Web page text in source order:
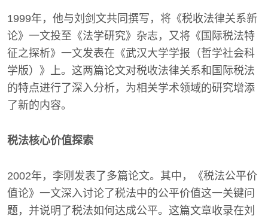
1999年，他与刘剑文共同撰写，将《税收法律关系新
论》一文投至《法学研究》杂志，又将《国际税法特
征之探析》一文发表在《武汉大学学报（哲学社会科
学版）》上。这两篇论文对税收法律关系和国际税法
的特点进行了深入分析，为相关学术领域的研究增添
了新的内容。
税法核心价值探索
2002年，李刚发表了多篇论文。其中，《税法公平价
值论》一文深入讨论了税法中的公平价值这一关键问
题，并说明了税法如何达成公平。这篇文章收录在刘